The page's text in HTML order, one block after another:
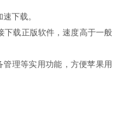
下载。
载正版软件，速度高于一般
理等实用功能，方便苹果用